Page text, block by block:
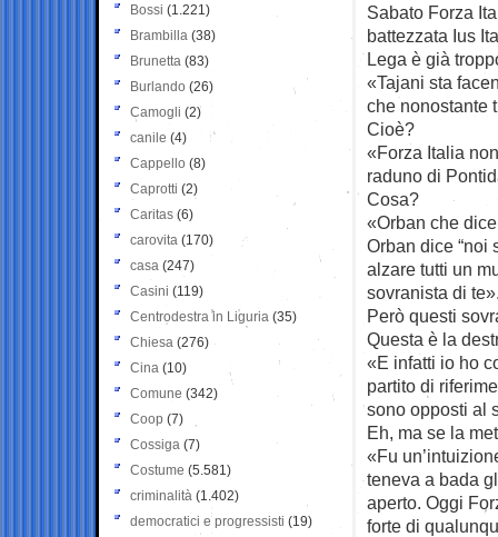
Sabato Forza
battezzata Ius
Lega è già
«Tajani sta
che nonostante
Cioè?
«Forza Italia
raduno di
Cosa?
«Orban che
Orban dice “noi
alzare tutti un
sovranista di
Però questi
Questa è la
«E infatti io ho
partito di
sono opposti al
Eh, ma se la
«Fu
teneva a bada
aperto. Oggi
forte di
Bossi (1.221)
Brambilla (38)
Brunetta (83)
Burlando (26)
Camogli (2)
canile (4)
Cappello (8)
Caprotti (2)
Caritas (6)
carovita (170)
casa (247)
Casini (119)
Centrodestra in Liguria (35)
Chiesa (276)
Cina (10)
Comune (342)
Coop (7)
Cossiga (7)
Costume (5.581)
criminalità (1.402)
democratici e progressisti (19)